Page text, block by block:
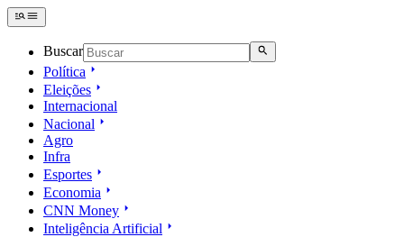
Buscar
Política
Eleições
Internacional
Nacional
Agro
Infra
Esportes
Economia
CNN Money
Inteligência Artificial